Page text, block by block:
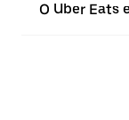
O Uber Eats